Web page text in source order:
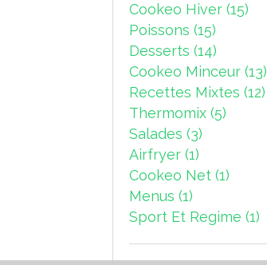
Cookeo Hiver (15)
Poissons (15)
Desserts (14)
Cookeo Minceur (13)
Recettes Mixtes (12)
Thermomix (5)
Salades (3)
Airfryer (1)
Cookeo Net (1)
Menus (1)
Sport Et Regime (1)